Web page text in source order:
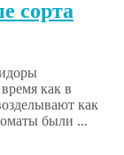
сорта
как в
как
были ...